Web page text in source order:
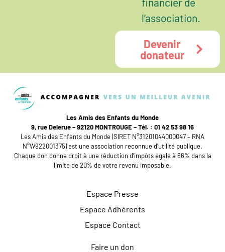
l’association.
Devenir
donateur
Les Amis des Enfants du Monde
9, rue Delerue – 92120 MONTROUGE – Tél. : 01 42 53 98 16
Les Amis des Enfants du Monde (SIRET N°31201044000047 – RNA
N°W922001375) est une association reconnue d’utilité publique.
Chaque don donne droit à une réduction d’impôts égale à 66% dans la
limite de 20% de votre revenu imposable.
Espace Presse
Espace Adhérents
Espace Contact
Faire un don